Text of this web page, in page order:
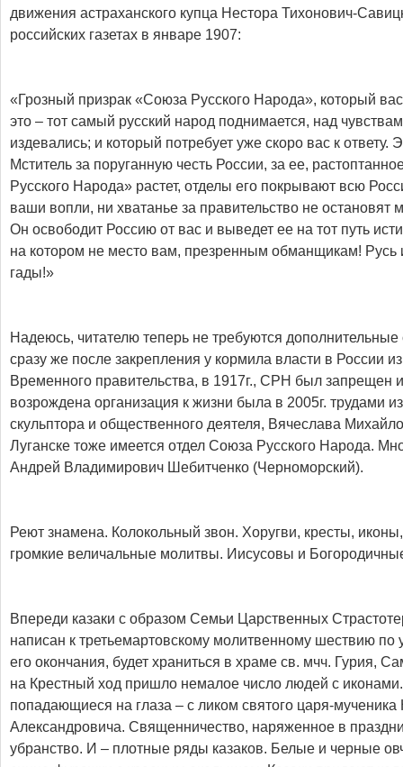
движения астраханского купца Нестора Тихонович-
российских газетах в январе 1907:
«Грозный призрак «Союза Русского Народа», который
это – тот самый русский народ поднимается, над
издевались; и который потребует уже скоро вас к ответу.
Мститель за поруганную честь России, за ее,
Русского Народа» растет, отделы его покрывают всю
ваши вопли, ни хватанье за правительство не остановят
Он освободит Россию от вас и выведет ее на тот путь
на котором не место вам, презренным обманщикам! Русь
гады!»
Надеюсь, читателю теперь не требуются
сразу же после закрепления у кормила власти в России
Временного правительства, в 1917г., СРН был запрещен
возрождена организация к жизни была в 2005г. трудами
скульптора и общественного деятеля, Вячеслава
Луганске тоже имеется отдел Союза Русского Народа.
Андрей Владимирович Шебитченко (Черноморский).
Реют знамена. Колокольный звон. Хоругви, кресты,
громкие величальные молитвы. Иисусовы и
Впереди казаки с образом Семьи Царственных
написан к третьемартовскому молитвенному шествию по
его окончания, будет храниться в храме св. мчч. Гурия,
на Крестный ход пришло немалое число людей с
попадающиеся на глаза – с ликом святого царя-мученика
Александровича. Священничество, наряженное в
убранство. И – плотные ряды казаков. Белые и черные